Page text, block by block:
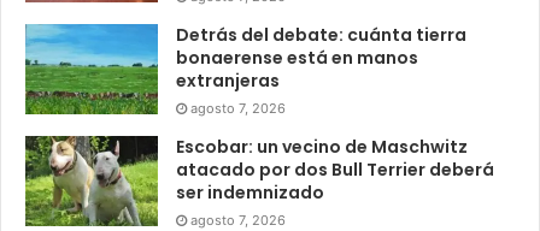
Detrás del debate: cuánta tierra
bonaerense está en manos
extranjeras
agosto 7, 2026
Escobar: un vecino de Maschwitz
atacado por dos Bull Terrier deberá
ser indemnizado
agosto 7, 2026